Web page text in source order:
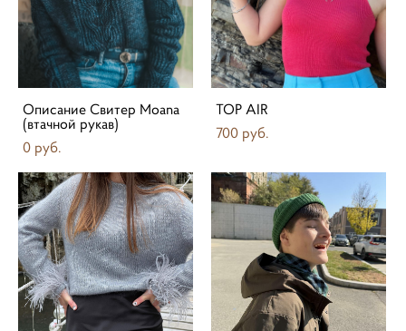
Описание Свитер Moana
(втачной рукав)
0 pуб.
TOP AIR
700 pуб.